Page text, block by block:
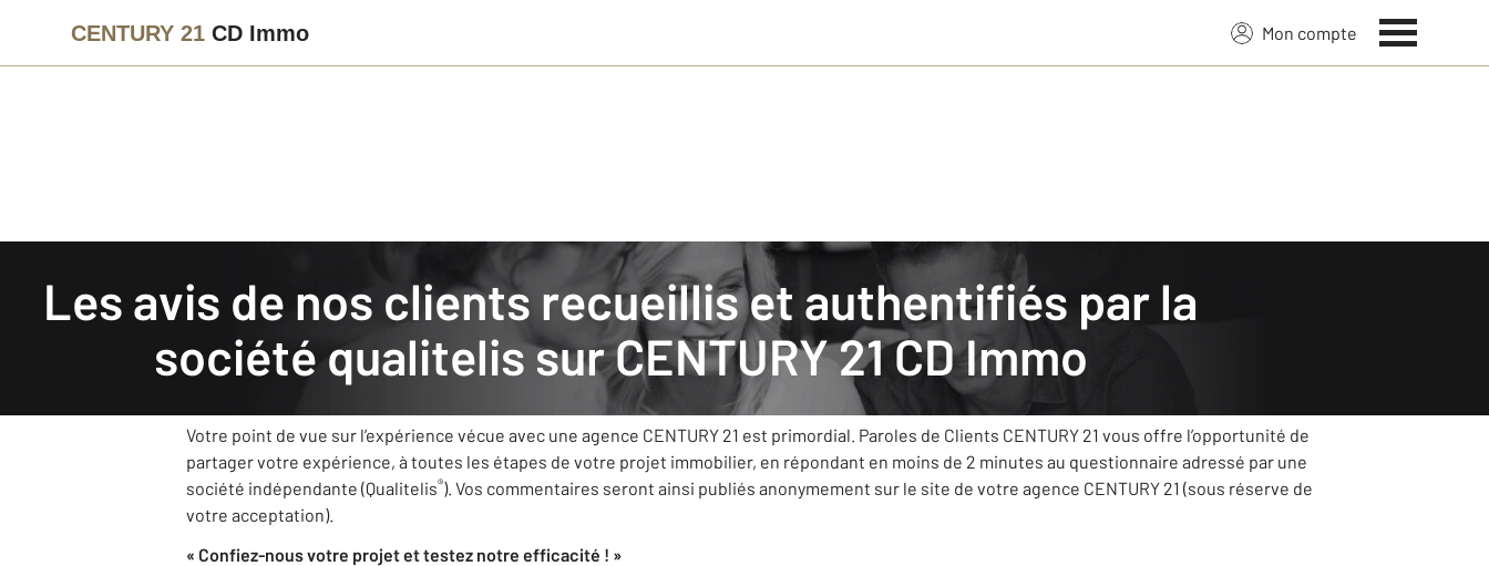
CENTURY 21 CD Immo Mon compte
Les avis de nos clients recueillis et authentifiés par la
société qualitelis surCENTURY 21 CD Immo
CENTURY 21 CD Immo: nos clients donnent leurs avis
Notre agence CENTURY 21 CD Immo s’est fixée comme priorité de vous apporter le meilleur service et mettra tout en œuvre pour s’améliorer grâce à
Votre point de vue sur l’expérience vécue avec une agence CENTURY 21 est primordial. Paroles de Clients CENTURY 21 vous offre l’opportunité de
partager votre expérience, à toutes les étapes de votre projet immobilier, en répondant en moins de 2 minutes au questionnaire adressé par une
société indépendante (Qualitelis®). Vos commentaires seront ainsi publiés anonymement sur le site de votre agence CENTURY 21 (sous réserve de
votre acceptation).
« Confiez-nous votre projet et testez notre efficacité ! »